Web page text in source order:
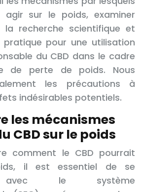
agir sur le poids, examiner
la recherche scientifique et
pour une utilisation
du CBD dans le cadre
de perte de poids. Nous
les précautions à
indésirables potentiels.
les mécanismes
CBD sur le poids
comment le CBD pourrait
il est essentiel de se
avec le système